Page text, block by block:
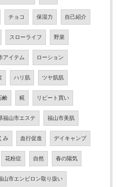
チョコ 保湿力 自己紹介
スローライフ 野菜
アイテム ローション
ハリ肌 ツヤ肌肌
鹸 糀 リピート買い
福山市エステ 福山市美肌
み 血行促進 デイキャンプ
花粉症 自然 春の陽気
山市エンビロン取り扱い